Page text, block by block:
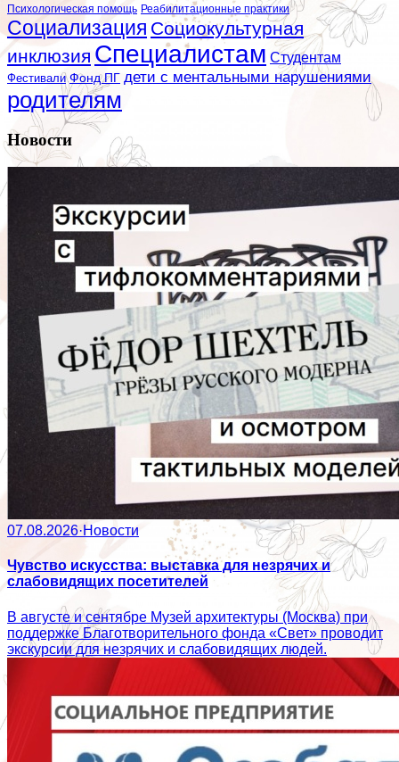
Психологическая помощь Реабилитационные практики
Социализация Социокультурная
инклюзия Специалистам Студентам
Фестивали Фонд ПГ дети с ментальными нарушениями
родителям
Новости
07.08.2026·Новости
Чувство искусства: выставка для незрячих и
слабовидящих посетителей
В августе и сентябре Музей архитектуры (Москва) при
поддержке Благотворительного фонда «Свет» проводит
экскурсии для незрячих и слабовидящих людей.